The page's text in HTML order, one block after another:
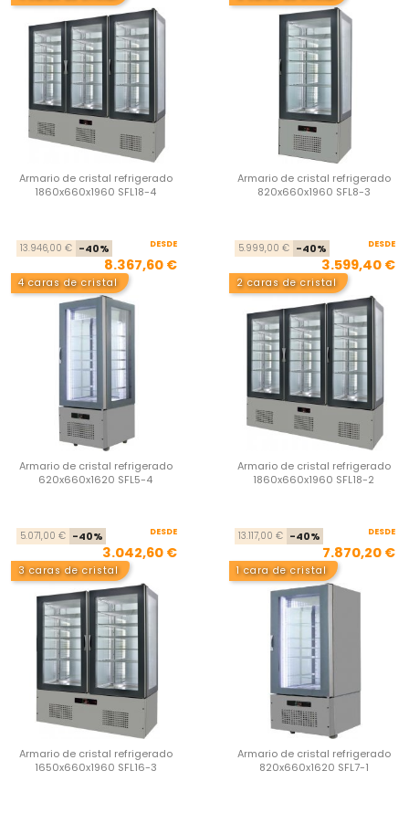
Armario de cristal refrigerado
1860x660x1960 SFL18-4
Precio base
13.946,00 € -40% Precio
DESDE
8.367,60 €
Armario de cristal refrigerado
820x660x1960 SFL8-3
5.999,00 € -40% DESDE
3.599,40 €
4 caras de cristal
Armario de cristal refrigerado
620x660x1620 SFL5-4
Precio base
5.071,00 € -40% Precio
DESDE
3.042,60 €
2 caras de cristal
Armario de cristal refrigerado
1860x660x1960 SFL18-2
13.117,00 € -40% DESDE
7.870,20 €
3 caras de cristal
Armario de cristal refrigerado
1650x660x1960 SFL16-3
1 cara de cristal
Armario de cristal refrigerado
820x660x1620 SFL7-1